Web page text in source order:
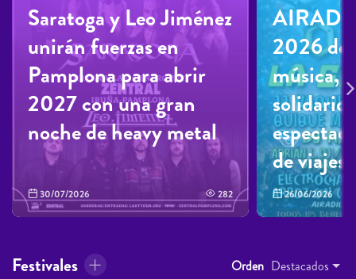
Saratoga y Leo Jiménez
unirán fuerzas en
Pamplona para abrir
2027 con una gran
noche de heavy metal
30/07/2026 282
2026
música,
de viajes
26/06/2026
Festivales Orden Destacados